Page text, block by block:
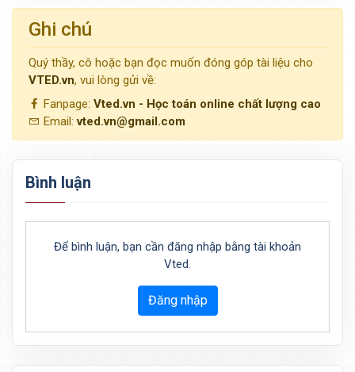
Ghi chú
Quý thầy, cô hoặc bạn đọc muốn đóng góp tài liệu cho
VTED.vn, vui lòng gửi về:
Fanpage: Vted.vn - Học toán online chất lượng cao
Email:vted.vn@gmail.com
Bình luận
Để bình luận, bạn cần đăng nhập bằng tài khoản
Vted.
Đăng nhập